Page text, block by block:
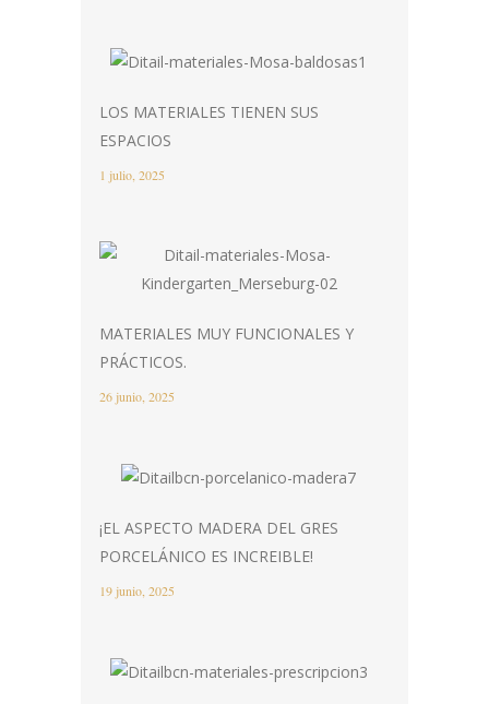
LOS MATERIALES TIENEN SUS
ESPACIOS
1 julio, 2025
MATERIALES MUY FUNCIONALES Y
PRÁCTICOS.
26 junio, 2025
¡EL ASPECTO MADERA DEL GRES
PORCELÁNICO ES INCREIBLE!
19 junio, 2025